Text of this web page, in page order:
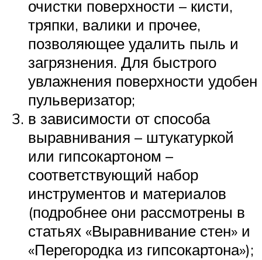
очистки поверхности – кисти,
тряпки, валики и прочее,
позволяющее удалить пыль и
загрязнения. Для быстрого
увлажнения поверхности удобен
пульверизатор;
в зависимости от способа
выравнивания – штукатуркой
или гипсокартоном –
соответствующий набор
инструментов и материалов
(подробнее они рассмотрены в
статьях «Выравнивание стен» и
«Перегородка из гипсокартона»);